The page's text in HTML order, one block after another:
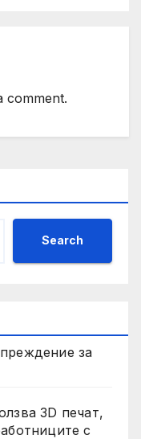
comment.
Search
за
3D печат,
с